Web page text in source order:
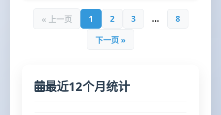
« 上一页 1 2 3 ...
8
下一页 »
最近12个月统计